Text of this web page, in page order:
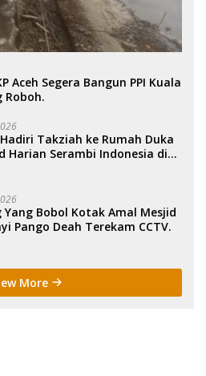
Aceh Segera Bangun PPI Kuala
Roboh.
Takziah ke Rumah Duka
Harian Serambi Indonesia di
Yang Bobol Kotak Amal Mesjid
Pango Deah Terekam CCTV.
More